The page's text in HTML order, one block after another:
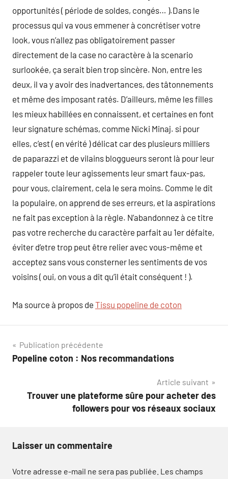
opportunités ( période de soldes, congés… ).Dans le
processus qui va vous emmener à concrétiser votre
look, vous n’allez pas obligatoirement passer
directement de la case no caractère à la scenario
surlookée, ça serait bien trop sincère. Non, entre les
deux, il va y avoir des inadvertances, des tâtonnements
et même des imposant ratés. D’ailleurs, même les filles
les mieux habillées en connaissent, et certaines en font
leur signature schémas, comme Nicki Minaj. si pour
elles, c’est ( en vérité ) délicat car des plusieurs milliers
de paparazzi et de vilains bloggueurs seront là pour leur
rappeler toute leur agissements leur smart faux-pas,
pour vous, clairement, cela le sera moins. Comme le dit
la populaire, on apprend de ses erreurs, et la aspirations
ne fait pas exception à la règle. N’abandonnez à ce titre
pas votre recherche du caractère parfait au 1er défaite,
éviter d’etre trop peut être relier avec vous-même et
acceptez sans vous consterner les sentiments de vos
voisins ( oui, on vous a dit qu’il était conséquent ! ).
Ma source à propos de Tissu popeline de coton
Navigation
de
Publication précédente
Popeline coton : Nos recommandations
Article suivant
Trouver une plateforme sûre pour acheter des
followers pour vos réseaux sociaux
Laisser un commentaire
Votre adresse e-mail ne sera pas publiée. Les champs